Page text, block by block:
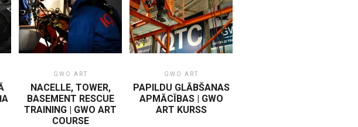
GWO ART
NACELLE, TOWER,
BASEMENT RESCUE
TRAINING | GWO ART
COURSE
GWO ART
PAPILDU GLĀBŠANAS
APMĀCĪBAS | GWO
ART KURSS